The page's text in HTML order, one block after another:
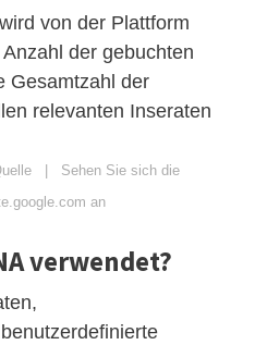
von der Plattform
der gebuchten
Gesamtzahl der
relevanten Inseraten
| Sehen Sie sich die
an
verwendet?